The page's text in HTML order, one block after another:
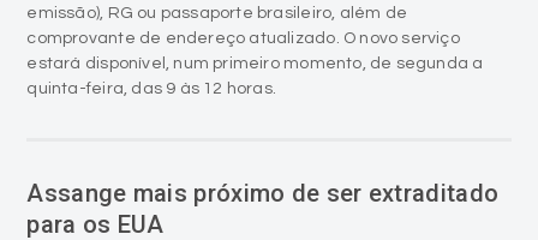
emissão), RG ou passaporte brasileiro, além de
comprovante de endereço atualizado. O novo serviço
estará disponível, num primeiro momento, de segunda a
quinta-feira, das 9 às 12 horas.
Assange mais próximo de ser extraditado
para os EUA